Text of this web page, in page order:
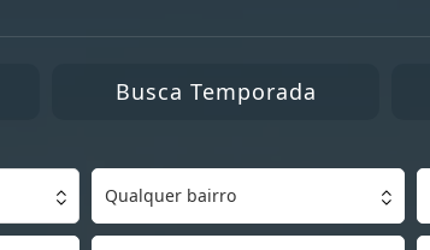
Busca Temporada
Qualquer bairro